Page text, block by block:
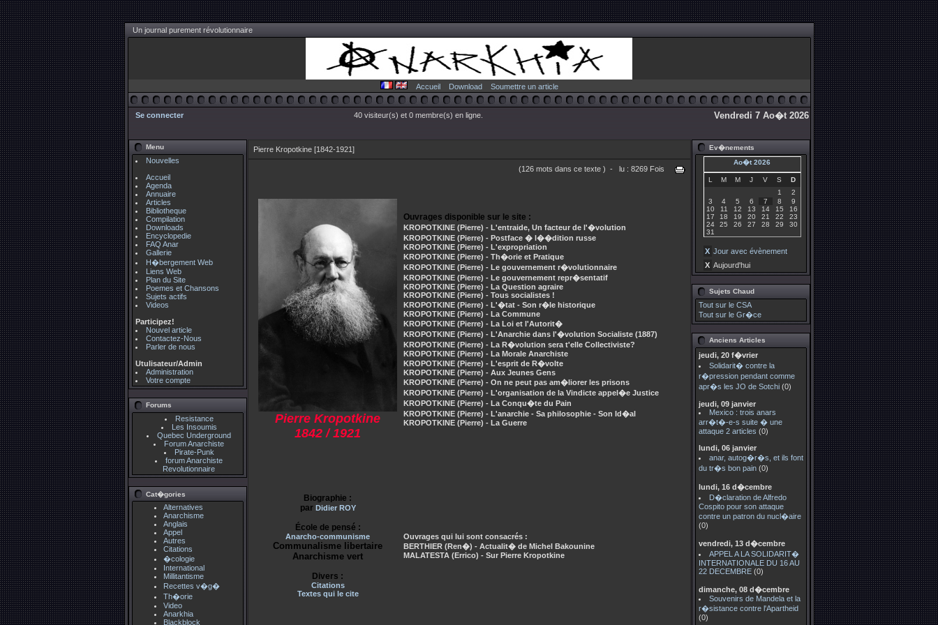
Un journal purement révolutionnaire
Accueil Download Soumettre un article
Se connecter 40 visiteur(s) et 0 membre(s) en ligne. Vendredi 7 Ao�t 2026
Menu
Nouvelles
Accueil
Agenda
Annuaire
Articles
Bibliotheque
Compilation
Downloads
Encyclopedie
FAQ Anar
Gallerie
H�bergement Web
Liens Web
Plan du Site
Poemes et Chansons
Sujets actifs
Videos
Participez!
Nouvel article
Contactez-Nous
Parler de nous
Utulisateur/Admin
Administration
Votre compte
Forums
Resistance
Les Insoumis
Quebec Underground
Forum Anarchiste
Pirate-Punk
forum Anarchiste
Revolutionnaire
Cat�gories
Alternatives
Anarchisme
Anglais
Appel
Autres
Citations
�cologie
International
Millitantisme
Recettes v�g�
Th�orie
Video
Anarkhia
Blackblock
Pierre Kropotkine [1842-1921]
(126 mots dans ce texte ) - lu : 8269 Fois
Pierre Kropotkine
1842 / 1921
Ouvrages disponible sur le site :
KROPOTKINE (Pierre) - L'entraide, Un facteur de l'�volution
KROPOTKINE (Pierre) - Postface � l��dition russe
KROPOTKINE (Pierre) - L'expropriation
KROPOTKINE (Pierre) - Th�orie et Pratique
KROPOTKINE (Pierre) - Le gouvernement r�volutionnaire
KROPOTKINE (Pierre) - Le gouvernement repr�sentatif
KROPOTKINE (Pierre) - La Question agraire
KROPOTKINE (Pierre) - Tous socialistes !
KROPOTKINE (Pierre) - L'�tat - Son r�le historique
KROPOTKINE (Pierre) - La Commune
KROPOTKINE (Pierre) - La Loi et l'Autorit�
KROPOTKINE (Pierre) - L'Anarchie dans l'�volution Socialiste (1887)
KROPOTKINE (Pierre) - La R�volution sera t'elle Collectiviste?
KROPOTKINE (Pierre) - La Morale Anarchiste
KROPOTKINE (Pierre) - L'esprit de R�volte
KROPOTKINE (Pierre) - Aux Jeunes Gens
KROPOTKINE (Pierre) - On ne peut pas am�liorer les prisons
KROPOTKINE (Pierre) - L'organisation de la Vindicte appel�e Justice
KROPOTKINE (Pierre) - La Conqu�te du Pain
KROPOTKINE (Pierre) - L'anarchie - Sa philosophie - Son Id�al
KROPOTKINE (Pierre) - La Guerre
Biographie :
par Didier ROY
École de pensé :
Anarcho-communisme
Communalisme libertaire
Anarchisme vert
Divers :
Citations
Textes qui le cite
Ouvrages qui lui sont consacrés :
BERTHIER (Ren�) - Actualit� de Michel Bakounine
MALATESTA (Errico) - Sur Pierre Kropotkine
Ev�nements
Ao�t 2026
L M M J V S
D
1
2
3
4 5 6 7 8
9
10
11 12 13 14 15
16
17
18 19 20 21 22
23
24
25 26 27 28 29
30
31
X Jour avec évènement
X Aujourd'hui
Sujets Chaud
Tout sur le CSA
Tout sur le Gr�ce
Anciens Articles
jeudi, 20 f�vrier
Solidarit� contre la
r�pression pendant comme
apr�s les JO de Sotchi(0)
jeudi, 09 janvier
Mexico : trois anars
arr�t�-e-s suite � une
attaque 2 articles (0)
lundi, 06 janvier
anar, autog�r�s, et ils font
du tr�s bon pain(0)
lundi, 16 d�cembre
D�claration de Alfredo
Cospito pour son attaque
contre un patron du nucl�aire
(0)
vendredi, 13 d�cembre
APPEL A LA SOLIDARIT�
INTERNATIONALE DU 16 AU
22 DECEMBRE(0)
dimanche, 08 d�cembre
Souvenirs de Mandela et la
r�sistance contre l'Apartheid
(0)